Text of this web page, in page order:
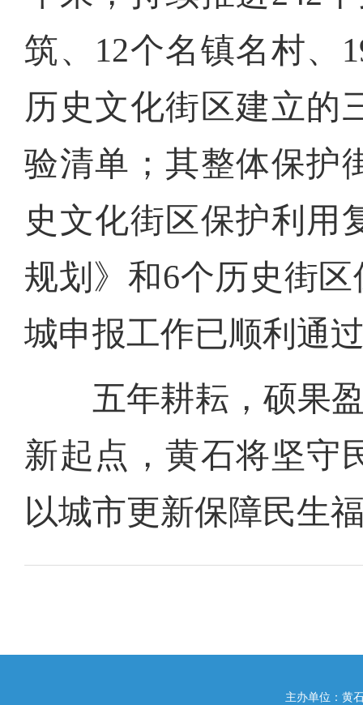
筑、12个名镇名村、
历史文化街区建立的
验清单；其整体保护
史文化街区保护利用
规划》和6个历史街
城申报工作已顺利通
五年耕耘，硕果盈
新起点，黄石将坚守
以城市更新保障民生
主办单位：黄